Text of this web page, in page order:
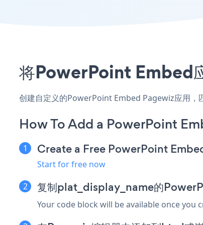
将PowerPoint Embed
创建自定义的PowerPoint Embed Pagewiz应用，
How To Add a PowerPoint
Create a Free PowerPoint
Start for free now
复制plat_display_name的
Your code block will be available once you